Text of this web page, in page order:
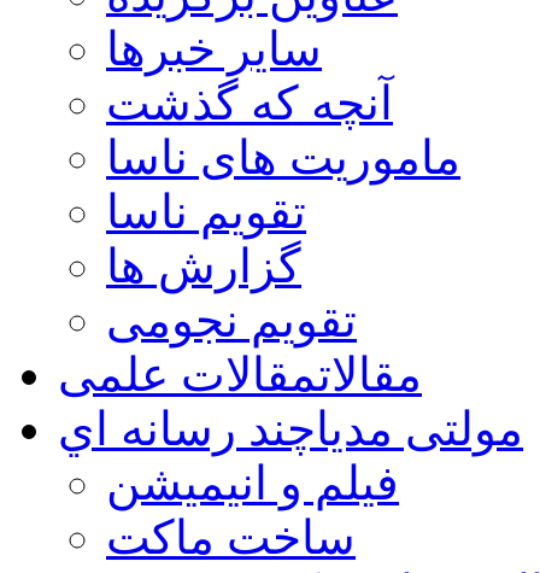
سایر خبرها
آنچه که گذشت
ماموریت های ناسا
تقویم ناسا
گزارش ها
تقویم نجومی
مقالاتمقالات علمی
مولتی مدیاچند رسانه اي
فیلم و انیمیشن
ساخت ماکت